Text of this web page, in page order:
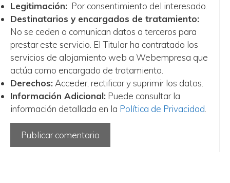
Legitimación: Por consentimiento del interesado.
Destinatarios y encargados de tratamiento:
No se ceden o comunican datos a terceros para
prestar este servicio. El Titular ha contratado los
servicios de alojamiento web a Webempresa que
actúa como encargado de tratamiento.
Derechos: Acceder, rectificar y suprimir los datos.
Información Adicional: Puede consultar la
información detallada en la Política de Privacidad